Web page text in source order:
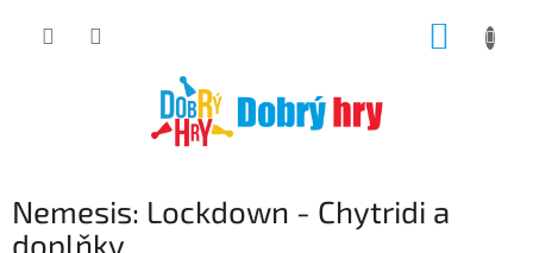
Nemesis: Lockdown - Chytridi a
doplňky